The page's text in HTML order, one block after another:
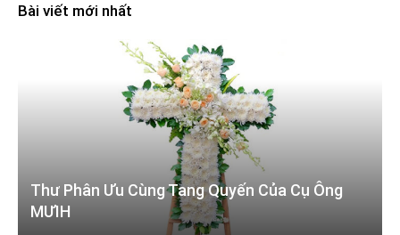
Bài viết mới nhất
Thư Phân Ưu Cùng Tang Quyến Của Cụ Ông
MƯIH